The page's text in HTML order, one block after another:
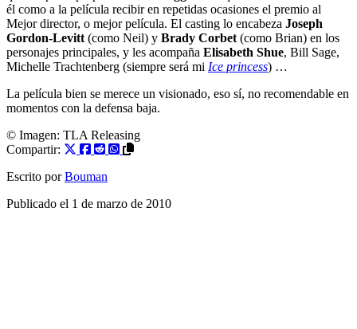
él como a la película recibir en repetidas ocasiones el premio al
Mejor director, o mejor película. El casting lo encabeza Joseph
Gordon-Levitt (como Neil) y Brady Corbet (como Brian) en los
personajes principales, y les acompaña Elisabeth Shue, Bill Sage,
Michelle Trachtenberg (siempre será mi Ice princess) …
La película bien se merece un visionado, eso sí, no recomendable en
momentos con la defensa baja.
© Imagen: TLA Releasing
Compartir:
Escrito por Bouman
Publicado el 1 de marzo de 2010